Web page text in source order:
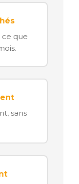
ce que
sans